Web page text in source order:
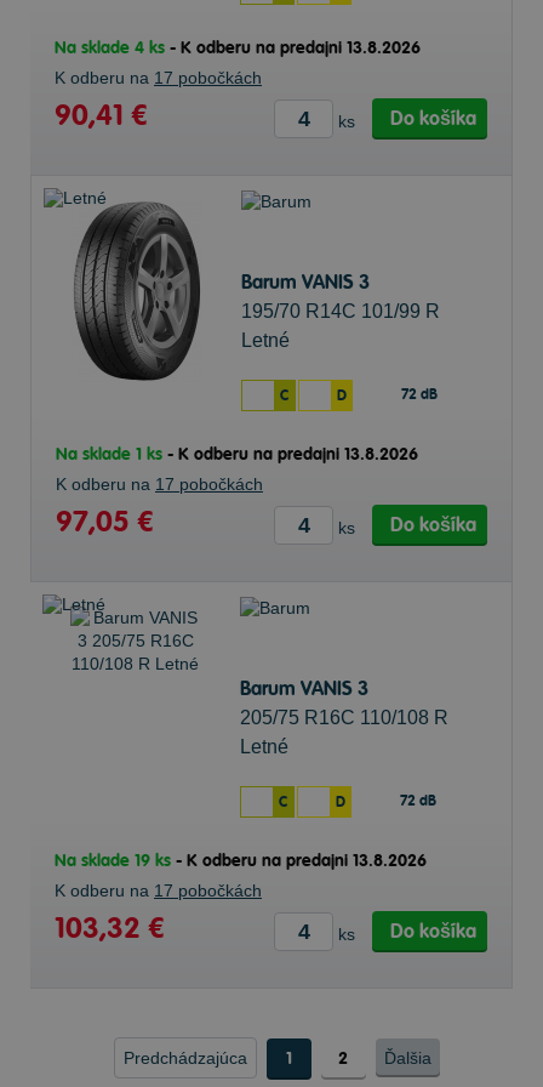
Na sklade 4 ks - K odberu na predajni 13.8.2026
K odberu na 17 pobočkách
90,41 € ks Do košíka
Barum VANIS 3
195/70 R14C 101/99 R
Letné
C D 72 dB
Na sklade 1 ks - K odberu na predajni 13.8.2026
K odberu na 17 pobočkách
97,05 € ks Do košíka
Barum VANIS 3
205/75 R16C 110/108 R
Letné
C D 72 dB
Na sklade 19 ks - K odberu na predajni 13.8.2026
K odberu na 17 pobočkách
103,32 € ks Do košíka
Predchádzajúca 1 2 Ďalšia